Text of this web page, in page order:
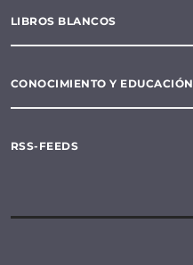
LIBROS BLANCOS
CONOCIMIENTO Y EDUCACIÓN
RSS-FEEDS